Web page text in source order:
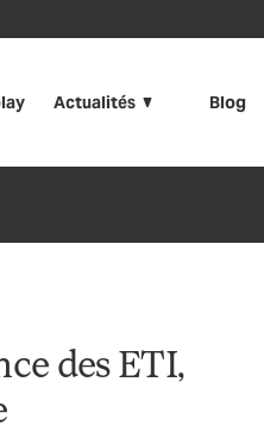
Actualités Blog
des ETI,